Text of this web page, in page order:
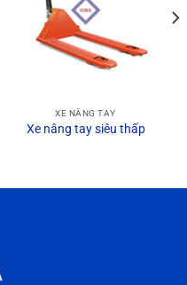
XE NÂNG TAY
Xe nâng tay siêu thấp